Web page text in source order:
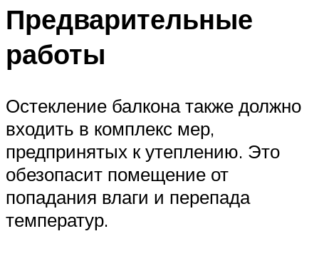
Предварительные
работы
Остекление балкона также должно
входить в комплекс мер,
предпринятых к утеплению. Это
обезопасит помещение от
попадания влаги и перепада
температур.